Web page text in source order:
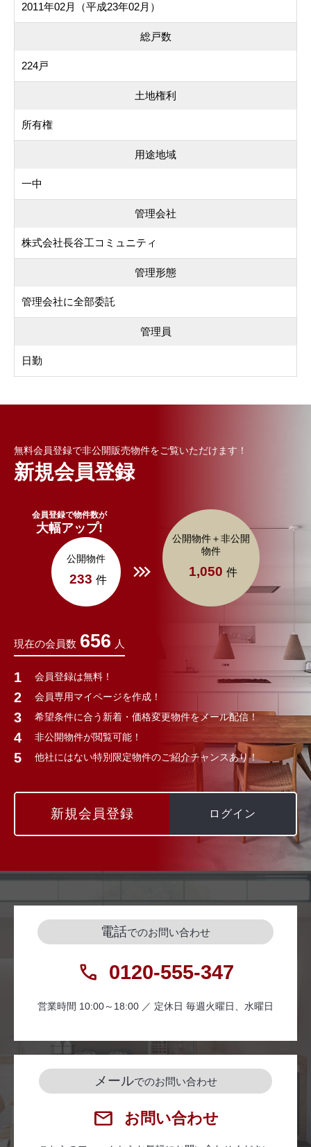
2011年02月（平成23年02月）
総戸数
224戸
土地権利
所有権
用途地域
一中
管理会社
株式会社長谷工コミュニティ
管理形態
管理会社に全部委託
管理員
日勤
無料会員登録で非公開販売物件をご覧いただけます！
新規会員登録
会員登録で物件数が
大幅アップ!
公開物件
233 件
公開物件＋非公開
物件
1,050 件
現在の会員数 656 人
会員登録は無料！
会員専用マイページを作成！
希望条件に合う新着・価格変更物件をメール配信！
非公開物件が閲覧可能！
他社にはない特別限定物件のご紹介チャンスあり！
新規会員登録 ログイン
電話でのお問い合わせ
0120-555-347
営業時間 10:00～18:00 ／ 定休日 毎週火曜日、水曜日
メールでのお問い合わせ
お問い合わせ